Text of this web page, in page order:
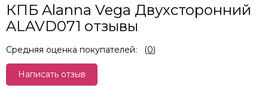
КПБ Alanna Vega Двухсторонний
ALAVD071 отзывы
Средняя оценка покупателей: (0)
Написать отзыв